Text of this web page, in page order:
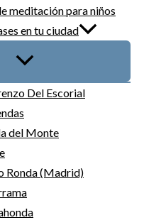
meditación para niños
en tu ciudad
Del Escorial
del Monte
Ronda (Madrid)